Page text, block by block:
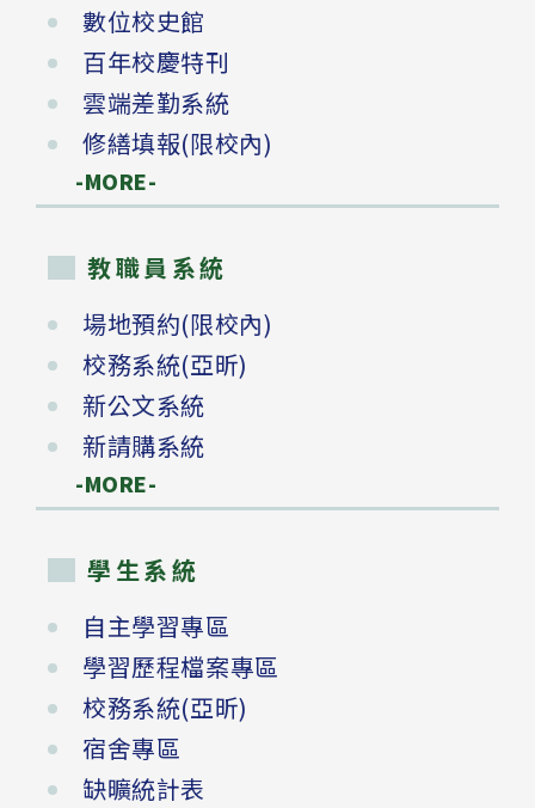
數位校史館
百年校慶特刊
雲端差勤系統
修繕填報(限校內)
-MORE-
教職員系統
場地預約(限校內)
校務系統(亞昕)
新公文系統
新請購系統
-MORE-
學生系統
自主學習專區
學習歷程檔案專區
校務系統(亞昕)
宿舍專區
缺曠統計表